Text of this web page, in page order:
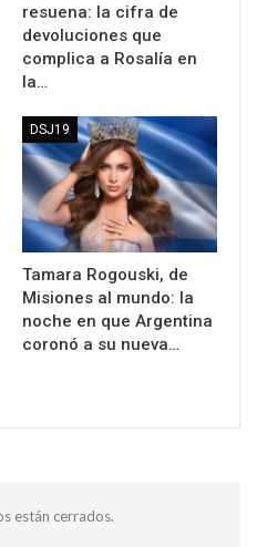
resuena: la cifra de
devoluciones que
complica a Rosalía en
la…
DSJ19
Tamara Rogouski, de
Misiones al mundo: la
noche en que Argentina
coronó a su nueva…
están cerrados.